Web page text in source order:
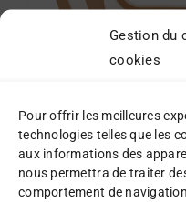
Gestion du
cookies
Pour offrir les meilleures
technologies telles que les
aux informations des
nous permettra de traiter
comportement de
Pack
15,50€